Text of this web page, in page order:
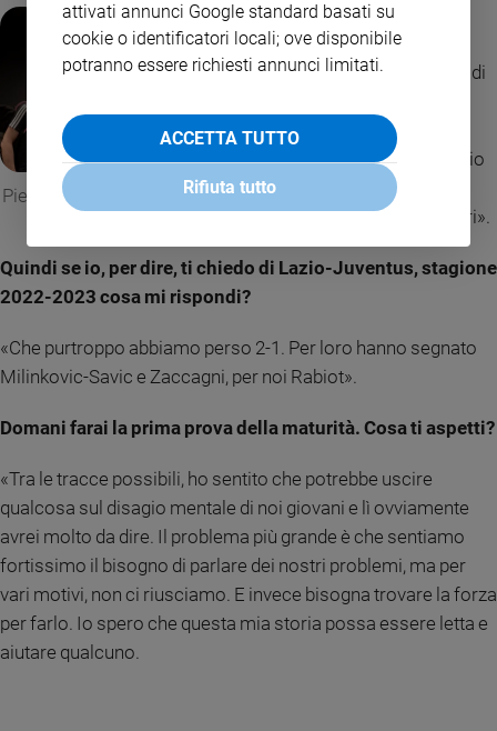
Pietro Vanni con i genitori oggi
Cioè?
«Ogni tanto capitava di
vecchia partita vista
assieme con papà e io
tiravo fuori subito il
risultato e i marcatori».
Quindi se io, per dire, ti chiedo di Lazio-Juventus, stagione
2022-2023 cosa mi rispondi?
«Che purtroppo abbiamo perso 2-1. Per loro hanno segnato
Milinkovic-Savic e Zaccagni, per noi Rabiot».
Domani farai la prima prova della maturità. Cosa ti aspetti?
«Tra le tracce possibili, ho sentito che potrebbe uscire
qualcosa sul disagio mentale di noi giovani e lì ovviamente
avrei molto da dire. Il problema più grande è che sentiamo
fortissimo il bisogno di parlare dei nostri problemi, ma per
vari motivi, non ci riusciamo. E invece bisogna trovare la forza
per farlo. Io spero che questa mia storia possa essere letta e
aiutare qualcuno.
attivati annunci Google standard basati su
cookie o identificatori locali; ove disponibile
potranno essere richiesti annunci limitati.
ACCETTA TUTTO
Rifiuta tutto